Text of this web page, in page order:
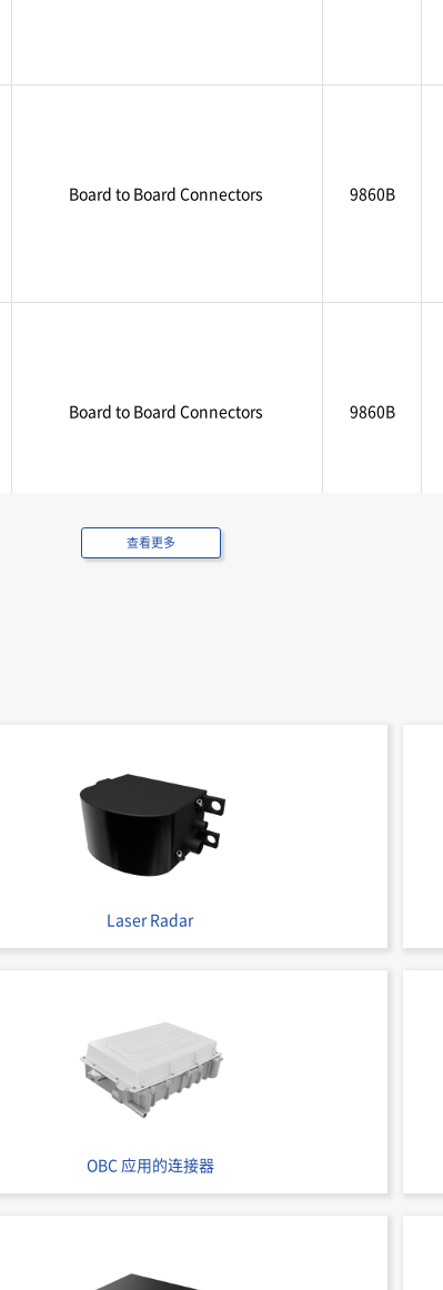
Board to Board Connectors 9860B
Board to Board Connectors 9860B
Board to Board Connectors
Board to Board Connectors
Board to Board Connectors
查看更多
Laser Radar
OBC 应用的连接器